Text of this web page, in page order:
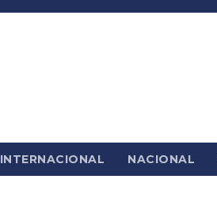
INTERNACIONAL NACIONAL